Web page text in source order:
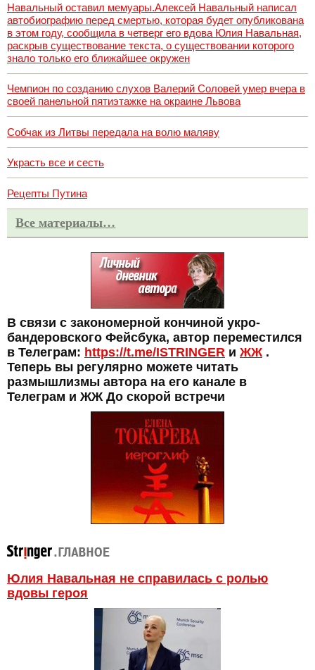
Навальный оставил мемуары.Алексей Навальный написал
автобиографию перед смертью, которая будет опубликована
в этом году, сообщила в четверг его вдова Юлия Навальная,
раскрыв существование текста, о существовании которого
знало только его ближайшее окружен
Чемпион по созданию слухов Валерий Соловей умер вчера в
своей панельной пятиэтажке на окраине Львова
Собчак из Литвы передала на волю маляву
Украсть все и сесть
Рецепты Путина
Все материалы…
В связи с закономерной кончиной укро-
бандеровского Фейсбука, автор переместился
в Телеграм: https://t.me/ISTRINGER и ЖЖ .
Теперь вы регулярно можете читать
размышлизмы автора на его канале в
Телеграм и ЖЖ До скорой встречи
Юлия Навальная не справилась с ролью
вдовы героя